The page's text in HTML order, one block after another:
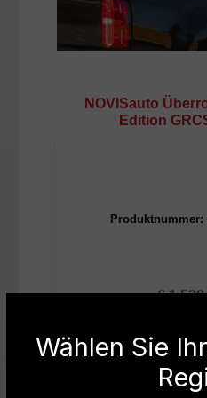
NOVISauto
Edition
Produktnummer:
€
Sofort
Lieferung ab 12
Wählen Sie